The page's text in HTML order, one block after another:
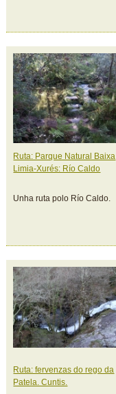
Ruta: Parque Natural Baixa
Limia-Xurés: Río Caldo
Unha ruta polo Río Caldo.
Ruta: fervenzas do rego da
Patela. Cuntis.